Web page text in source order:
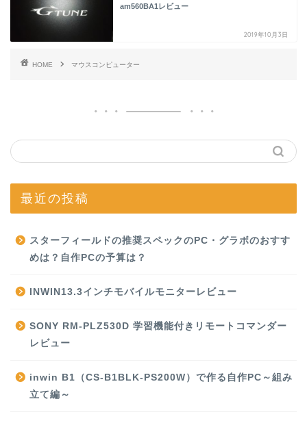
am560BA1レビュー
2019年10月3日
HOME マウスコンピューター
最近の投稿
スターフィールドの推奨スペックのPC・グラボのおすす
めは？自作PCの予算は？
INWIN13.3インチモバイルモニターレビュー
SONY RM-PLZ530D 学習機能付きリモートコマンダー
レビュー
inwin B1（CS-B1BLK-PS200W）で作る自作PC～組み
立て編～